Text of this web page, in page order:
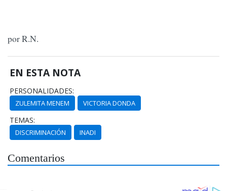
por R.N.
EN ESTA NOTA
PERSONALIDADES:
ZULEMITA MENEM VICTORIA DONDA
TEMAS:
DISCRIMINACIÓN INADI
Comentarios